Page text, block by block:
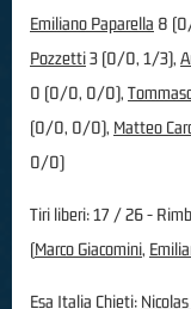
Emiliano Paparella 8
Pozzetti3 (0/0, 1/3),
0 (0/0, 0/0),
(0/0, 0/0), Matteo
0/0)
Tiri liberi: 17 / 26 -
(Marco Giacomini,
Esa Italia Chieti: